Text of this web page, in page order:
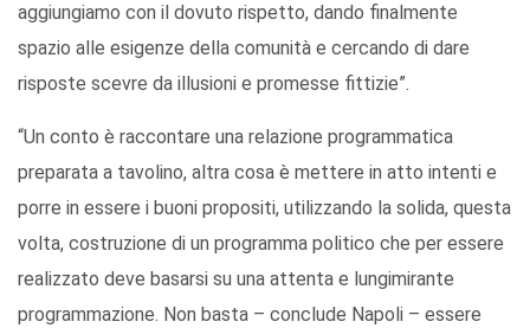
aggiungiamo con il dovuto rispetto, dando finalmente
spazio alle esigenze della comunità e cercando di dare
risposte scevre da illusioni e promesse fittizie”.
“Un conto è raccontare una relazione programmatica
preparata a tavolino, altra cosa è mettere in atto intenti e
porre in essere i buoni propositi, utilizzando la solida, questa
volta, costruzione di un programma politico che per essere
realizzato deve basarsi su una attenta e lungimirante
programmazione. Non basta – conclude Napoli – essere